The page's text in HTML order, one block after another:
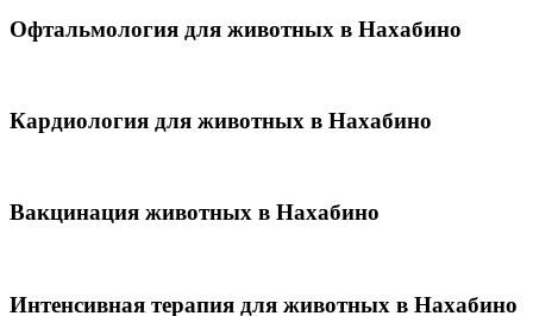
Офтальмология для животных в Нахабино
Кардиология для животных в Нахабино
Вакцинация животных в Нахабино
Интенсивная терапия для животных в Нахабино